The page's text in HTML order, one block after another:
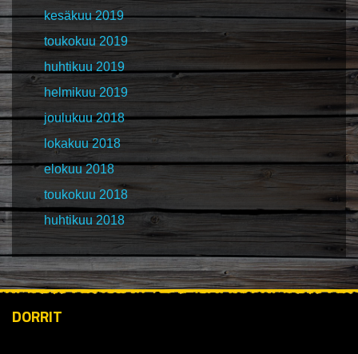
kesäkuu 2019
toukokuu 2019
huhtikuu 2019
helmikuu 2019
joulukuu 2018
lokakuu 2018
elokuu 2018
toukokuu 2018
huhtikuu 2018
DORRIT